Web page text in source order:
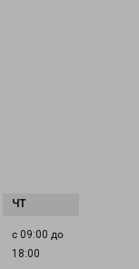
с 09:00 до
18:00